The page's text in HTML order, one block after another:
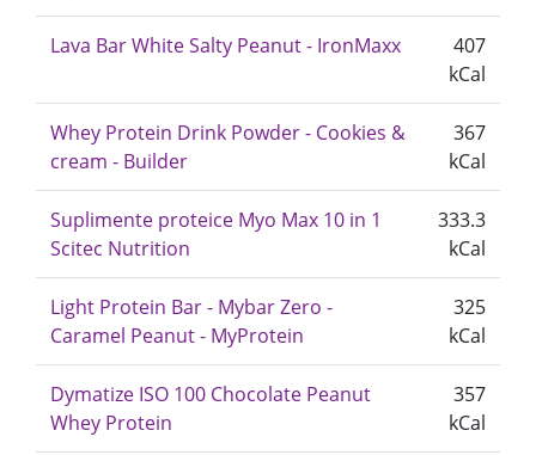
Lava Bar White Salty Peanut - IronMaxx
407
kCal
Whey Protein Drink Powder - Cookies &
cream - Builder
367
kCal
Suplimente proteice Myo Max 10 in 1
Scitec Nutrition
333.3
kCal
Light Protein Bar - Mybar Zero -
Caramel Peanut - MyProtein
325
kCal
Dymatize ISO 100 Chocolate Peanut
Whey Protein
357
kCal